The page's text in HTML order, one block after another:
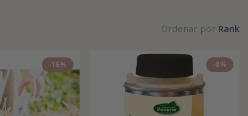
Ordenar por Rank
-16% -8%